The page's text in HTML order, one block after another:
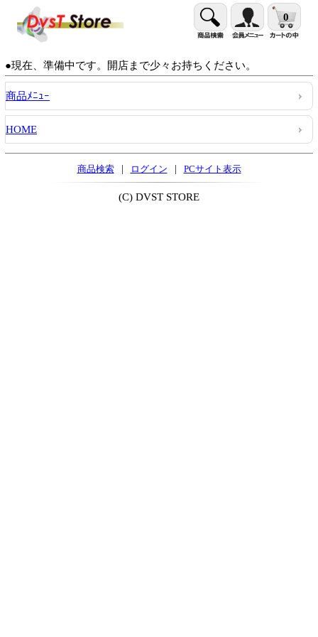
0
●現在、準備中です。開店まで少々お持ちください。
商品ﾒﾆｭｰ
HOME
商品検索 | ログイン | PCサイト表示
(C) DVST STORE